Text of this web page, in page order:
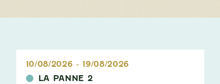
LA PANNE 2
10/08/2026 - 19/08/2026